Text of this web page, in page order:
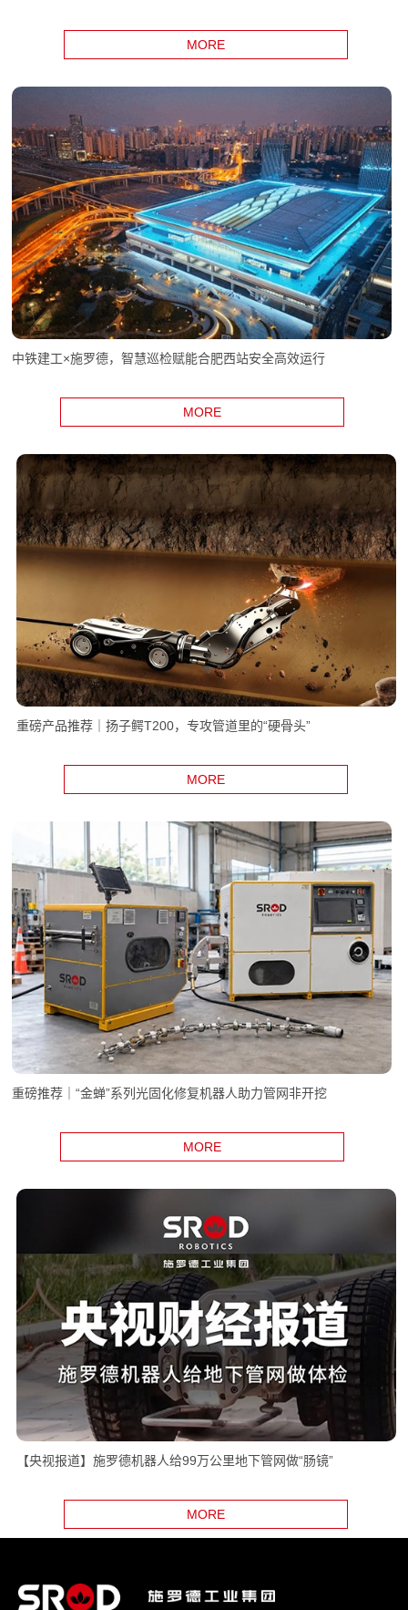
MORE
中铁建工×施罗德，智慧巡检赋能合肥西站安全高效运行
MORE
重磅产品推荐｜扬子鳄T200，专攻管道里的“硬骨头”
MORE
重磅推荐｜“金蝉”系列光固化修复机器人助力管网非开挖
MORE
【央视报道】施罗德机器人给99万公里地下管网做“肠镜”
MORE